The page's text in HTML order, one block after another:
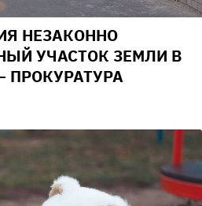
НЕЗАКОННО
УЧАСТОК ЗЕМЛИ В
ПРОКУРАТУРА